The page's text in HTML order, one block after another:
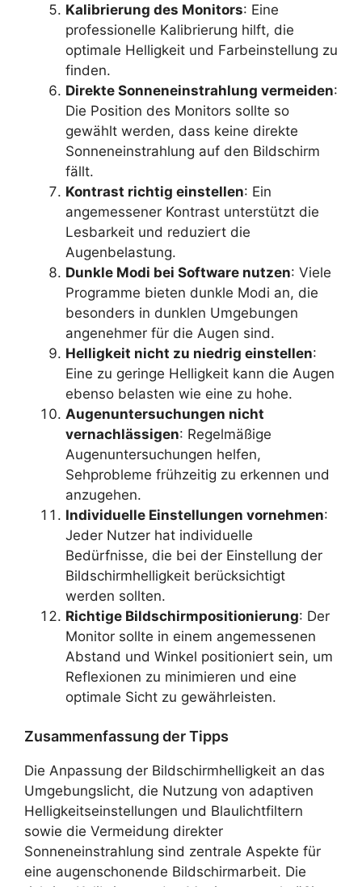
Kalibrierung des Monitors: Eine
professionelle Kalibrierung hilft, die
optimale Helligkeit und Farbeinstellung zu
finden.
Direkte Sonneneinstrahlung vermeiden:
Die Position des Monitors sollte so
gewählt werden, dass keine direkte
Sonneneinstrahlung auf den Bildschirm
fällt.
Kontrast richtig einstellen: Ein
angemessener Kontrast unterstützt die
Lesbarkeit und reduziert die
Augenbelastung.
Dunkle Modi bei Software nutzen: Viele
Programme bieten dunkle Modi an, die
besonders in dunklen Umgebungen
angenehmer für die Augen sind.
Helligkeit nicht zu niedrig einstellen:
Eine zu geringe Helligkeit kann die Augen
ebenso belasten wie eine zu hohe.
Augenuntersuchungen nicht
vernachlässigen: Regelmäßige
Augenuntersuchungen helfen,
Sehprobleme frühzeitig zu erkennen und
anzugehen.
Individuelle Einstellungen vornehmen:
Jeder Nutzer hat individuelle
Bedürfnisse, die bei der Einstellung der
Bildschirmhelligkeit berücksichtigt
werden sollten.
Richtige Bildschirmpositionierung: Der
Monitor sollte in einem angemessenen
Abstand und Winkel positioniert sein, um
Reflexionen zu minimieren und eine
optimale Sicht zu gewährleisten.
Zusammenfassung der Tipps
Die Anpassung der Bildschirmhelligkeit an das
Umgebungslicht, die Nutzung von adaptiven
Helligkeitseinstellungen und Blaulichtfiltern
sowie die Vermeidung direkter
Sonneneinstrahlung sind zentrale Aspekte für
eine augenschonende Bildschirmarbeit. Die